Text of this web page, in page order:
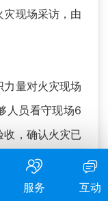
服务 互动
现场采访，由
量对火灾现场
人员看守现场6
，确认火灾已
指宣布应急行